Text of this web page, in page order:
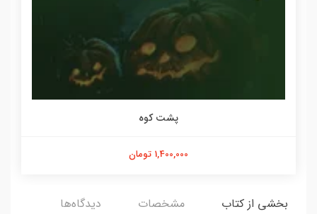
پشت کوه
1,400,000 تومان
بخشی از کتاب مشخصات دیدگاه‌ها